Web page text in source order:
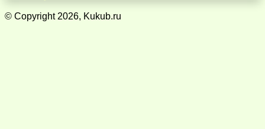
© Copyright 2026, Kukub.ru